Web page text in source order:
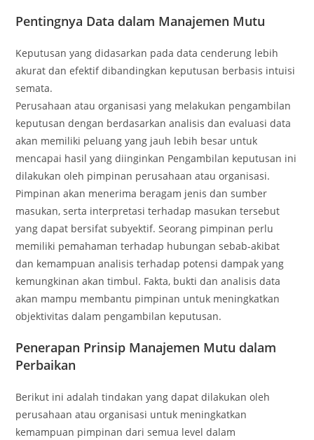
Pentingnya Data dalam Manajemen Mutu
Keputusan yang didasarkan pada data cenderung lebih
akurat dan efektif dibandingkan keputusan berbasis intuisi
semata.
Perusahaan atau organisasi yang melakukan pengambilan
keputusan dengan berdasarkan analisis dan evaluasi data
akan memiliki peluang yang jauh lebih besar untuk
mencapai hasil yang diinginkan Pengambilan keputusan ini
dilakukan oleh pimpinan perusahaan atau organisasi.
Pimpinan akan menerima beragam jenis dan sumber
masukan, serta interpretasi terhadap masukan tersebut
yang dapat bersifat subyektif. Seorang pimpinan perlu
memiliki pemahaman terhadap hubungan sebab-akibat
dan kemampuan analisis terhadap potensi dampak yang
kemungkinan akan timbul. Fakta, bukti dan analisis data
akan mampu membantu pimpinan untuk meningkatkan
objektivitas dalam pengambilan keputusan.
Penerapan Prinsip Manajemen Mutu dalam
Perbaikan
Berikut ini adalah tindakan yang dapat dilakukan oleh
perusahaan atau organisasi untuk meningkatkan
kemampuan pimpinan dari semua level dalam